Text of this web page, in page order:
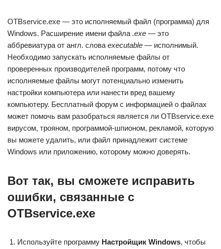
OTBservice.exe — это исполняемый файл (программа) для
Windows. Расширение имени файла .exe — это
аббревиатура от англ. слова executable — исполнимый.
Необходимо запускать исполняемые файлы от
проверенных производителей программ, потому что
исполняемые файлы могут потенциально изменить
настройки компьютера или нанести вред вашему
компьютеру. Бесплатный форум с информацией о файлах
может помочь вам разобраться является ли OTBservice.exe
вирусом, трояном, программой-шпионом, рекламой, которую
вы можете удалить, или файл принадлежит системе
Windows или приложению, которому можно доверять.
Вот так, вы сможете исправить
ошибки, связанные с
OTBservice.exe
Используйте программу Настройщик Windows, чтобы